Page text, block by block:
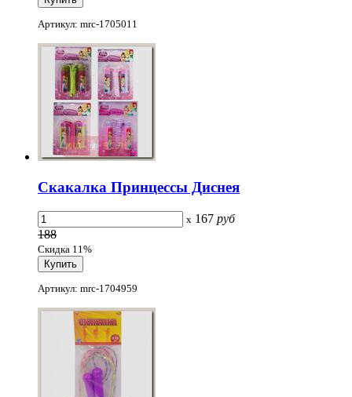
Артикул: mrc-1705011
Скакалка Принцессы Диснея
x 167 руб
188
Скидка 11%
Артикул: mrc-1704959